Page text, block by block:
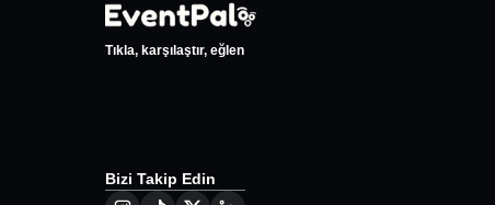
Tıkla, karşılaştır, eğlen
Bizi Takip Edin